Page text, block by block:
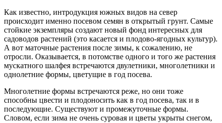
Как известно, интродукция южных видов на север
происходит именно посевом семян в открытый грунт. Самые
стойкие экземпляры создают новый фонд интересных для
садоводов растений (это касается и плодово-ягодных культур).
А вот маточные растения после зимы, к сожалению, не
отросли. Оказывается, в потомстве одного и того же растения
мускатного шалфея встречаются двулетники, многолетники и
однолетние формы, цветущие в год посева.
Многолетние формы встречаются реже, но они тоже
способны цвести и плодоносить как в год посева, так и в
последующие. Существуют и промежуточные формы.
Словом, если зима не очень суровая и цветы укрыты снегом,